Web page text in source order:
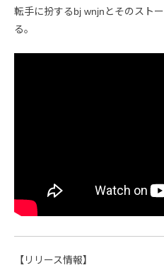
転手に扮するbj wnjnとそのスト
る。
【リリース情報】